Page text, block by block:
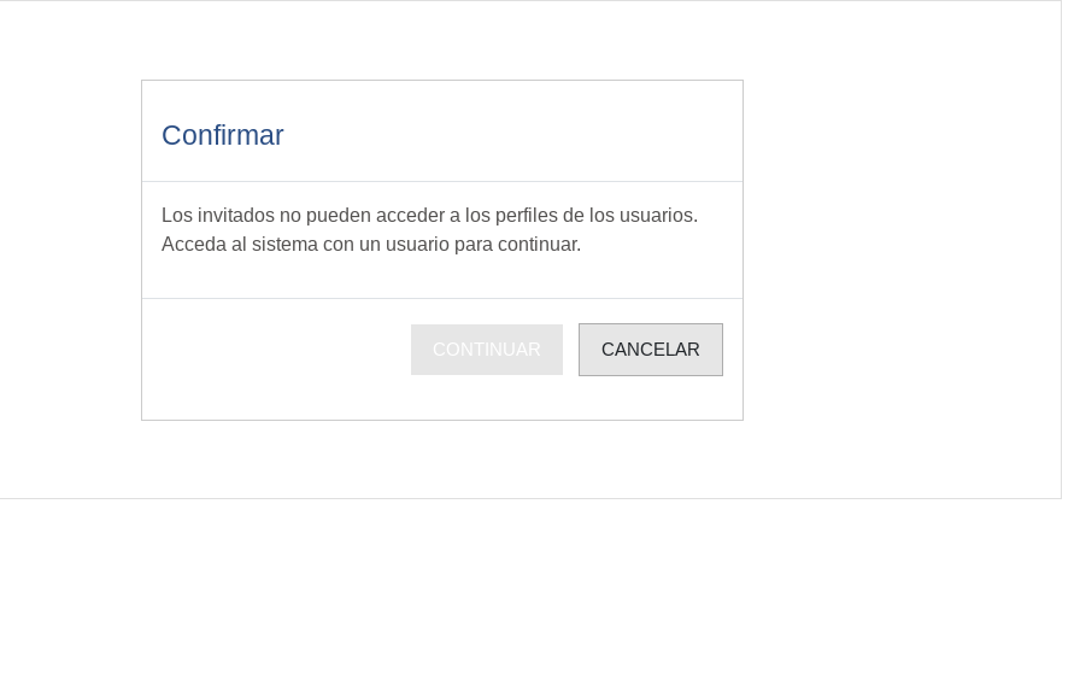
Confirmar
Los invitados no pueden acceder a los perfiles de los usuarios.
Acceda al sistema con un usuario para continuar.
CONTINUAR CANCELAR